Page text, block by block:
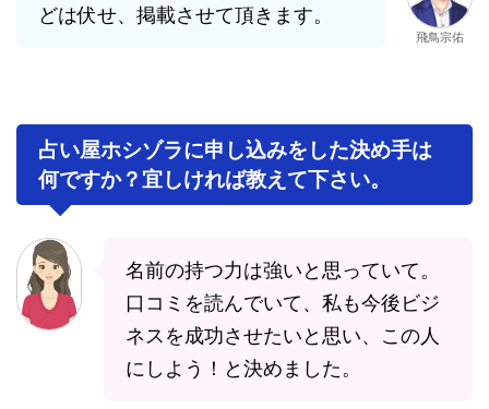
どは伏せ、掲載させて頂きます。
飛鳥宗佑
占い屋ホシゾラに申し込みをした決め手は
何ですか？宜しければ教えて下さい。
名前の持つ力は強いと思っていて。
口コミを読んでいて、私も今後ビジ
ネスを成功させたいと思い、この人
にしよう！と決めました。